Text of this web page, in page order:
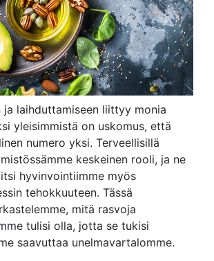
ja laihduttamiseen liittyy monia
yleisimmistä on uskomus, että
numero yksi. Terveellisillä
keskeinen rooli, ja ne
hyvinvointiimme myös
tehokkuuteen. Tässä
mitä rasvoja
tulisi olla, jotta se tukisi
saavuttaa unelmavartalomme.